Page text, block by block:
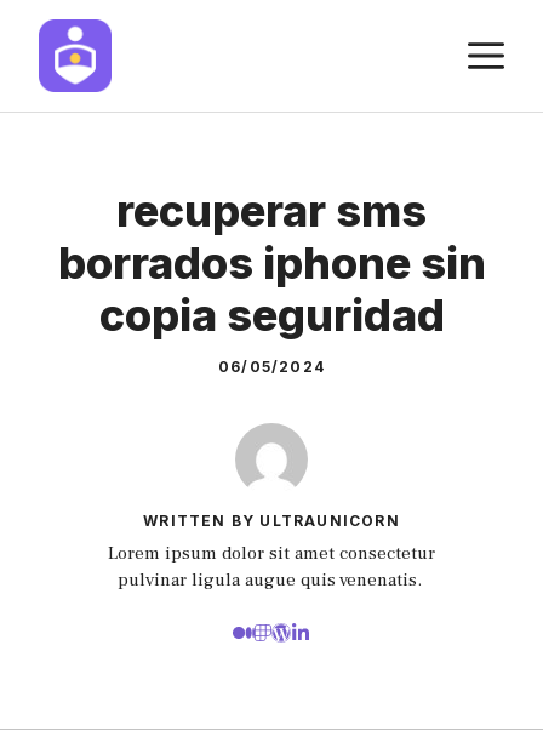
Skip
content
recuperar sms
borrados iphone sin
copia seguridad
06/05/2024
WRITTEN BY ULTRAUNICORN
Lorem ipsum dolor sit amet consectetur
pulvinar ligula augue quis venenatis.